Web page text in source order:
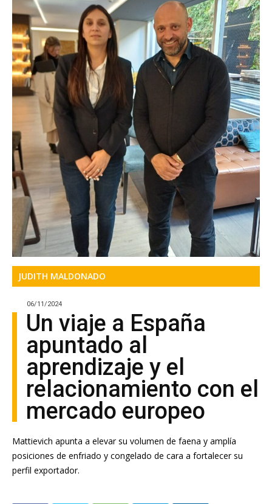
JUDITH MALDONADO
06/11/2024
Un viaje a España
apuntado al
aprendizaje y el
relacionamiento con el
mercado europeo
Mattievich apunta a elevar su volumen de faena y amplía
posiciones de enfriado y congelado de cara a fortalecer su
perfil exportador.